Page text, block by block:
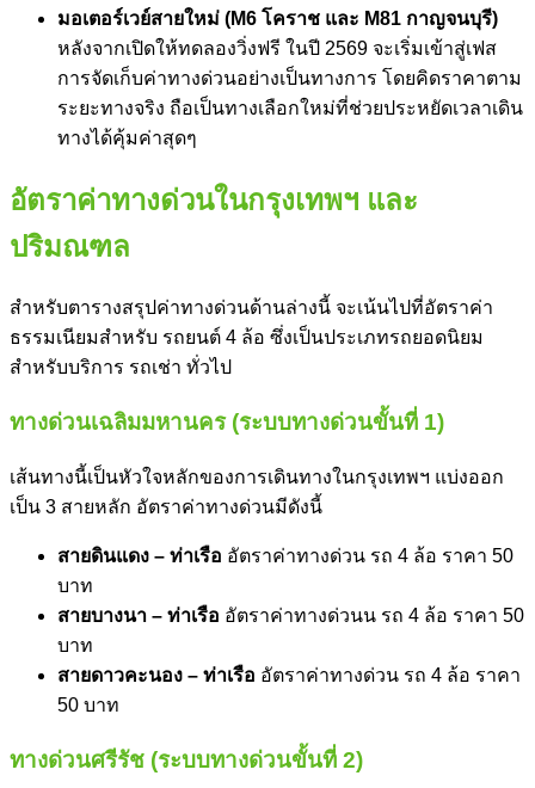
มอเตอร์เวย์สายใหม่ (M6 โคราช และ M81 กาญจนบุรี)
หลังจากเปิดให้ทดลองวิ่งฟรี ในปี 2569 จะเริ่มเข้าสู่เฟส
การจัดเก็บค่าทางด่วนอย่างเป็นทางการ โดยคิดราคาตาม
ระยะทางจริง ถือเป็นทางเลือกใหม่ที่ช่วยประหยัดเวลาเดิน
ทางได้คุ้มค่าสุดๆ
อัตราค่าทางด่วนในกรุงเทพฯ และ
ปริมณฑล
สำหรับตารางสรุปค่าทางด่วนด้านล่างนี้ จะเน้นไปที่อัตราค่า
ธรรมเนียมสำหรับ รถยนต์ 4 ล้อ ซึ่งเป็นประเภทรถยอดนิยม
สำหรับบริการ รถเช่า ทั่วไป
ทางด่วนเฉลิมมหานคร (ระบบทางด่วนขั้นที่ 1)
เส้นทางนี้เป็นหัวใจหลักของการเดินทางในกรุงเทพฯ แบ่งออก
เป็น 3 สายหลัก อัตราค่าทางด่วนมีดังนี้
สายดินแดง – ท่าเรือ อัตราค่าทางด่วน รถ 4 ล้อ ราคา 50
บาท
สายบางนา – ท่าเรือ อัตราค่าทางด่วนน รถ 4 ล้อ ราคา 50
บาท
สายดาวคะนอง – ท่าเรือ อัตราค่าทางด่วน รถ 4 ล้อ ราคา
50 บาท
ทางด่วนศรีรัช (ระบบทางด่วนขั้นที่ 2)